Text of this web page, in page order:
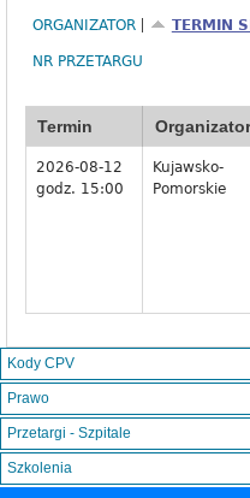
ORGANIZATOR TERMIN
NR PRZETARGU
Termin Organizator
2026-08-12
godz. 15:00
Kujawsko-
Pomorskie
Kody CPV
Prawo
Przetargi - Szpitale
Szkolenia